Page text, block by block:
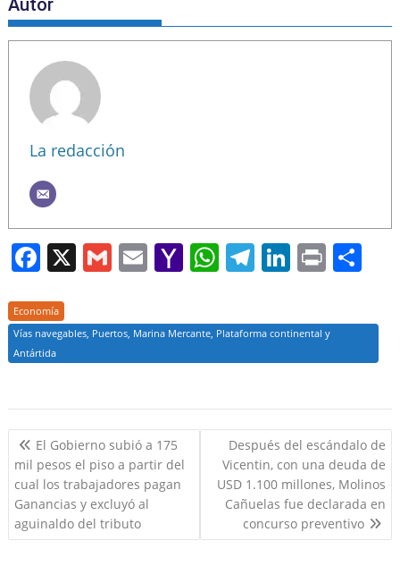
La redacción
F
c
e
b
o
o
k
X G
ai
l
E
ai
l
Y
h
o
o
M
ai
l
W
at
s
A
p
p
T
e
gr
a
m
Li
k
e
dI
n
Pr
t ar
Economía
Vías navegables, Puertos, Marina Mercante, Plataforma continental y
Antártida
Navegación
de
entradas
El Gobierno subió a 175
mil pesos el piso a partir del
cual los trabajadores pagan
Ganancias y excluyó al
aguinaldo del tributo
Después del escándalo de
Vicentin, con una deuda de
USD 1.100 millones, Molinos
Cañuelas fue declarada en
concurso preventivo